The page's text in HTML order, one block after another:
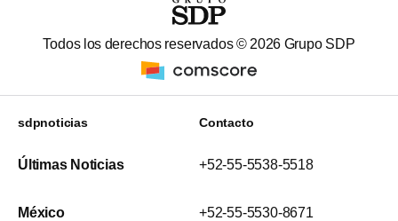
Todos los derechos reservados © 2026 Grupo SDP
sdpnoticias
Últimas Noticias
México
Contacto
+52-55-5538-5518
+52-55-5530-8671